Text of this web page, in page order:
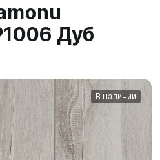
Дуб
В наличии